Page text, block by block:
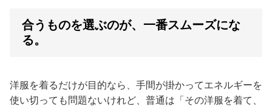
合うものを選ぶのが、一番スムーズにな
る。
洋服を着るだけが目的なら、手間が掛かってエネルギーを
使い切っても問題ないけれど、普通は「その洋服を着て、